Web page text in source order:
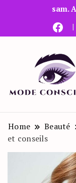
sam.
Home Beauté
et conseils